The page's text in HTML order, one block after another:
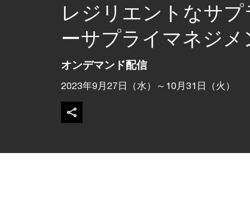
レジリエントなサ
ーサプライマネジメ
オンデマンド配信
2023年9月27日（水）～10月31日（火）